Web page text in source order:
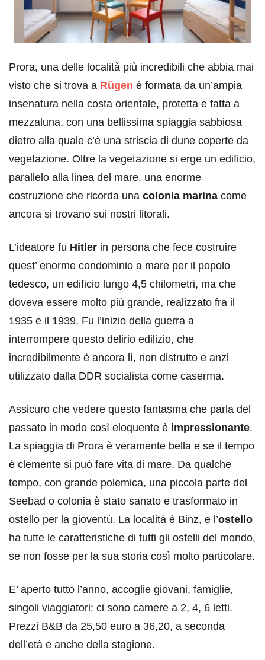
Prora, una delle località più incredibili che abbia mai
visto che si trova a Rügen è formata da un’ampia
insenatura nella costa orientale, protetta e fatta a
mezzaluna, con una bellissima spiaggia sabbiosa
dietro alla quale c’è una striscia di dune coperte da
vegetazione. Oltre la vegetazione si erge un edificio,
parallelo alla linea del mare, una enorme
costruzione che ricorda una colonia marina come
ancora si trovano sui nostri litorali.
L’ideatore fu Hitler in persona che fece costruire
quest’ enorme condominio a mare per il popolo
tedesco, un edificio lungo 4,5 chilometri, ma che
doveva essere molto più grande, realizzato fra il
1935 e il 1939. Fu l’inizio della guerra a
interrompere questo delirio edilizio, che
incredibilmente è ancora lì, non distrutto e anzi
utilizzato dalla DDR socialista come caserma.
Assicuro che vedere questo fantasma che parla del
passato in modo così eloquente è impressionante.
La spiaggia di Prora è veramente bella e se il tempo
è clemente si può fare vita di mare. Da qualche
tempo, con grande polemica, una piccola parte del
Seebad o colonia è stato sanato e trasformato in
ostello per la gioventù. La località è Binz, e l’ostello
ha tutte le caratteristiche di tutti gli ostelli del mondo,
se non fosse per la sua storia così molto particolare.
E’ aperto tutto l’anno, accoglie giovani, famiglie,
singoli viaggiatori: ci sono camere a 2, 4, 6 letti.
Prezzi B&B da 25,50 euro a 36,20, a seconda
dell’età e anche della stagione.